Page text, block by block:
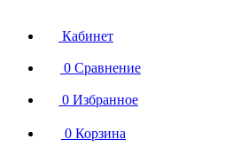
Кабинет
0 Сравнение
0 Избранное
0 Корзина